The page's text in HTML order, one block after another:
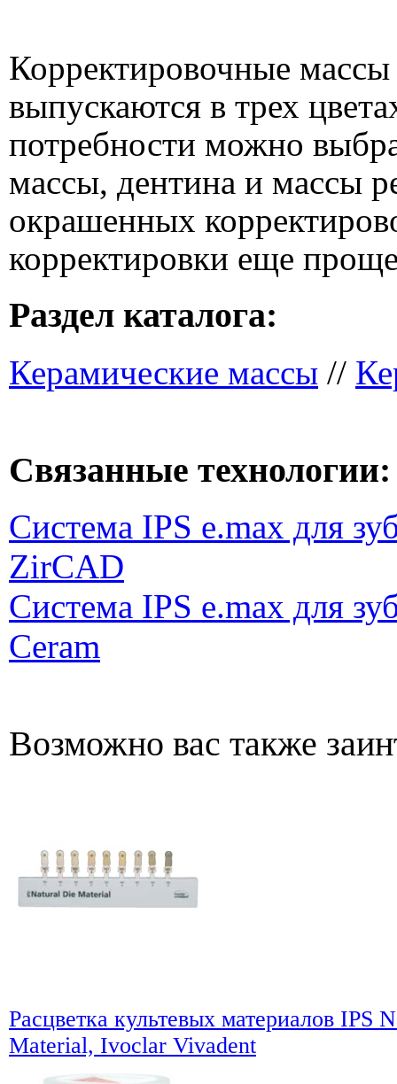
Корректировочные
выпускаются в трех
потребности можно
массы, дентина и массы
окрашенных
корректировки еще
Раздел каталога:
Керамические массы //
Связанные технологии:
Система IPS e.max для
ZirCAD
Система IPS e.max для
Ceram
Возможно вас также
Расцветка культевых материалов IPS
Material, Ivoclar Vivadent